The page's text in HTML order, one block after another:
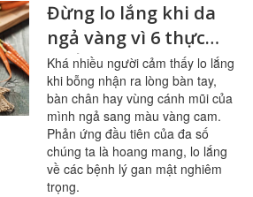
Đừng lo lắng khi da
ngả vàng vì 6 thực
phẩm này
Khá nhiều người cảm thấy lo lắng
khi bỗng nhận ra lòng bàn tay,
bàn chân hay vùng cánh mũi của
mình ngả sang màu vàng cam.
Phản ứng đầu tiên của đa số
chúng ta là hoang mang, lo lắng
về các bệnh lý gan mật nghiêm
trọng.